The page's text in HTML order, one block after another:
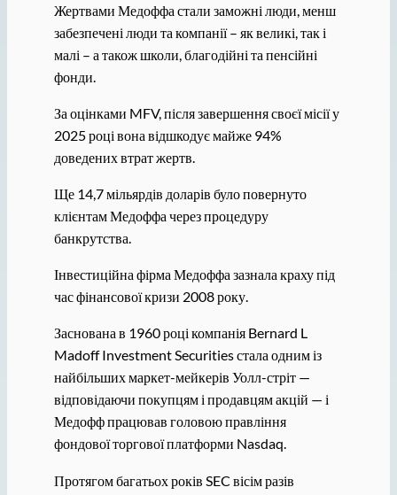
Жертвами Медоффа стали заможні люди, менш
забезпечені люди та компанії – як великі, так і
малі – а також школи, благодійні та пенсійні
фонди.
За оцінками MFV, після завершення своєї місії у
2025 році вона відшкодує майже 94%
доведених втрат жертв.
Ще 14,7 мільярдів доларів було повернуто
клієнтам Медоффа через процедуру
банкрутства.
Інвестиційна фірма Медоффа зазнала краху під
час фінансової кризи 2008 року.
Заснована в 1960 році компанія Bernard L
Madoff Investment Securities стала одним із
найбільших маркет-мейкерів Уолл-стріт —
відповідаючи покупцям і продавцям акцій — і
Медофф працював головою правління
фондової торгової платформи Nasdaq.
Протягом багатьох років SEC вісім разів